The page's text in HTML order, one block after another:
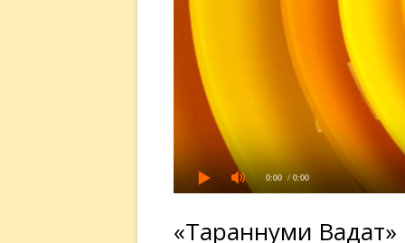
0:00 / 0:00
«Тараннуми Ваҳдат»